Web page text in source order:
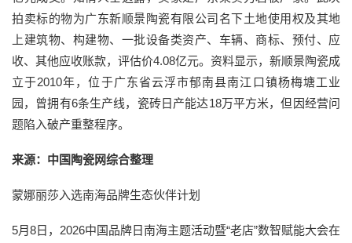
拍卖标的物为广东新顺景陶瓷有限公司名下土地使用权及其地
上建筑物、构建物、一批设备类资产、车辆、商标、预付、应
收、其他应收账款，评估价4.08亿元。资料显示，新顺景陶瓷成
立于2010年，位于广东省云浮市郁南县南江口镇杨梅塘工业
园，曾拥有6条生产线，瓷砖日产能达18万平方米，但因经营问
题陷入破产重整程序。
来源：中国陶瓷网综合整理
蒙娜丽莎入选南海品牌生态伙伴计划
5月8日，2026中国品牌日南海主题活动暨“老店”数智赋能大会在